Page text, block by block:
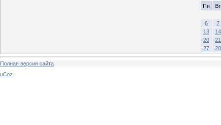
Пн
Вт
6
7
13
14
20
21
27
28
Полная версия сайта
uCoz